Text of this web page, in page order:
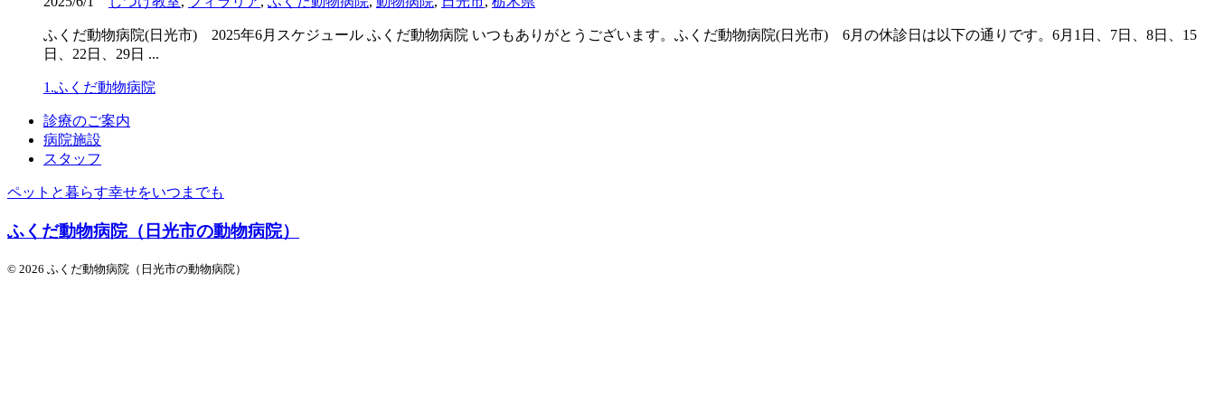
ふくだ動物病院(日光市) 2025年6月スケジュール ふくだ動物病院 いつもありがとうございます。ふくだ動物病院(日光市) 6月の休診日は以下の通りです。6月1日、7日、8日、15
日、22日、29日 ...
1.ふくだ動物病院
診療のご案内
病院施設
スタッフ
ペットと暮らす幸せをいつまでも
ふくだ動物病院（日光市の動物病院）
© 2026 ふくだ動物病院（日光市の動物病院）